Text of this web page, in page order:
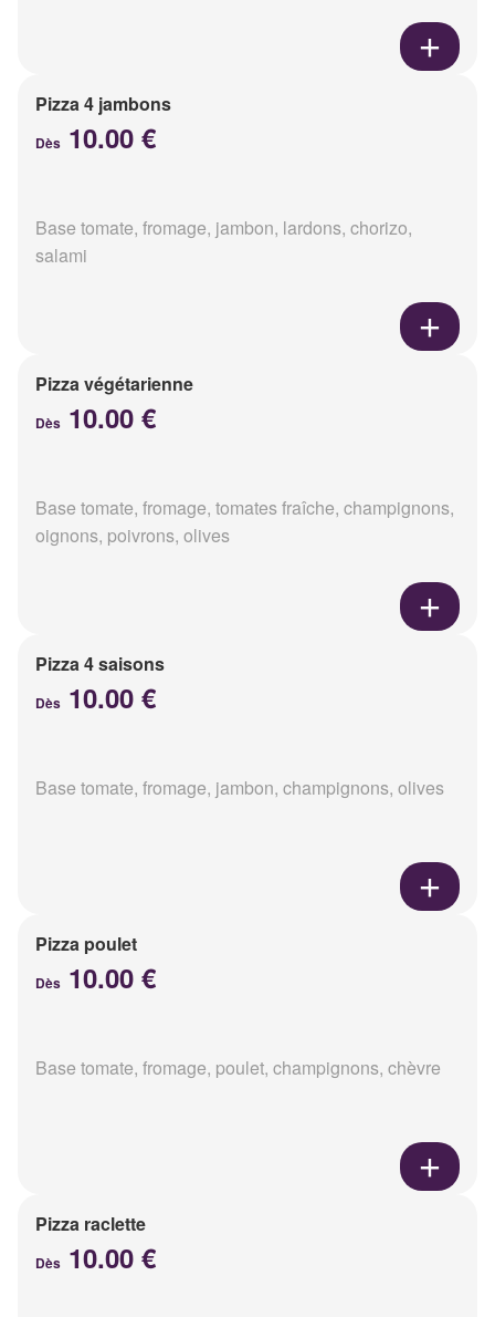
Pizza 4 jambons
Dès 10.00 €
Base tomate, fromage, jambon, lardons, chorizo,
salami
Pizza végétarienne
Dès 10.00 €
Base tomate, fromage, tomates fraîche, champignons,
oignons, poivrons, olives
Pizza 4 saisons
Dès 10.00 €
Base tomate, fromage, jambon, champignons, olives
Pizza poulet
Dès 10.00 €
Base tomate, fromage, poulet, champignons, chèvre
Pizza raclette
Dès 10.00 €